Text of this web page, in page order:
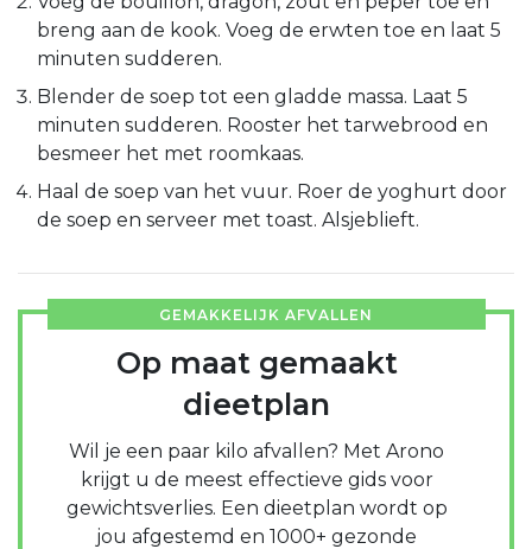
breng aan de kook. Voeg de erwten toe en laat 5
minuten sudderen.
Blender de soep tot een gladde massa. Laat 5
minuten sudderen. Rooster het tarwebrood en
besmeer het met roomkaas.
Haal de soep van het vuur. Roer de yoghurt door
de soep en serveer met toast. Alsjeblieft.
GEMAKKELIJK AFVALLEN
Op maat gemaakt
dieetplan
Wil je een paar kilo afvallen? Met Arono
krijgt u de meest effectieve gids voor
gewichtsverlies. Een dieetplan wordt op
jou afgestemd en 1000+ gezonde